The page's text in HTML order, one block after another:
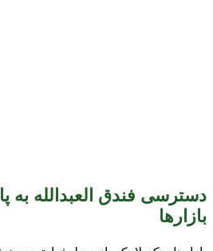
دسترسی فندق العبدالله به
بازارها